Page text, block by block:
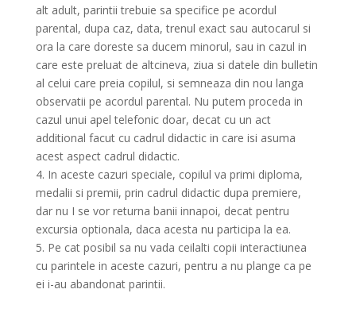
alt adult, parintii trebuie sa specifice pe acordul
parental, dupa caz, data, trenul exact sau autocarul si
ora la care doreste sa ducem minorul, sau in cazul in
care este preluat de altcineva, ziua si datele din bulletin
al celui care preia copilul, si semneaza din nou langa
observatii pe acordul parental. Nu putem proceda in
cazul unui apel telefonic doar, decat cu un act
additional facut cu cadrul didactic in care isi asuma
acest aspect cadrul didactic.
4. In aceste cazuri speciale, copilul va primi diploma,
medalii si premii, prin cadrul didactic dupa premiere,
dar nu I se vor returna banii innapoi, decat pentru
excursia optionala, daca acesta nu participa la ea.
5. Pe cat posibil sa nu vada ceilalti copii interactiunea
cu parintele in aceste cazuri, pentru a nu plange ca pe
ei i-au abandonat parintii.